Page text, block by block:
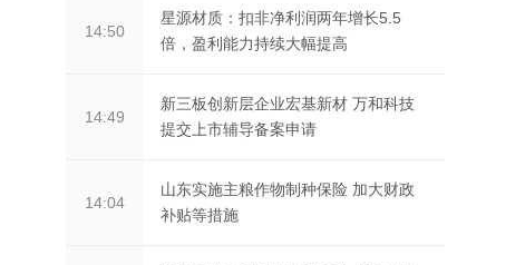
14:50
星源材质：扣非净利润两年增长5.5
倍，盈利能力持续大幅提高
14:49
新三板创新层企业宏基新材 万和科技
提交上市辅导备案申请
14:04
山东实施主粮作物制种保险 加大财政
补贴等措施